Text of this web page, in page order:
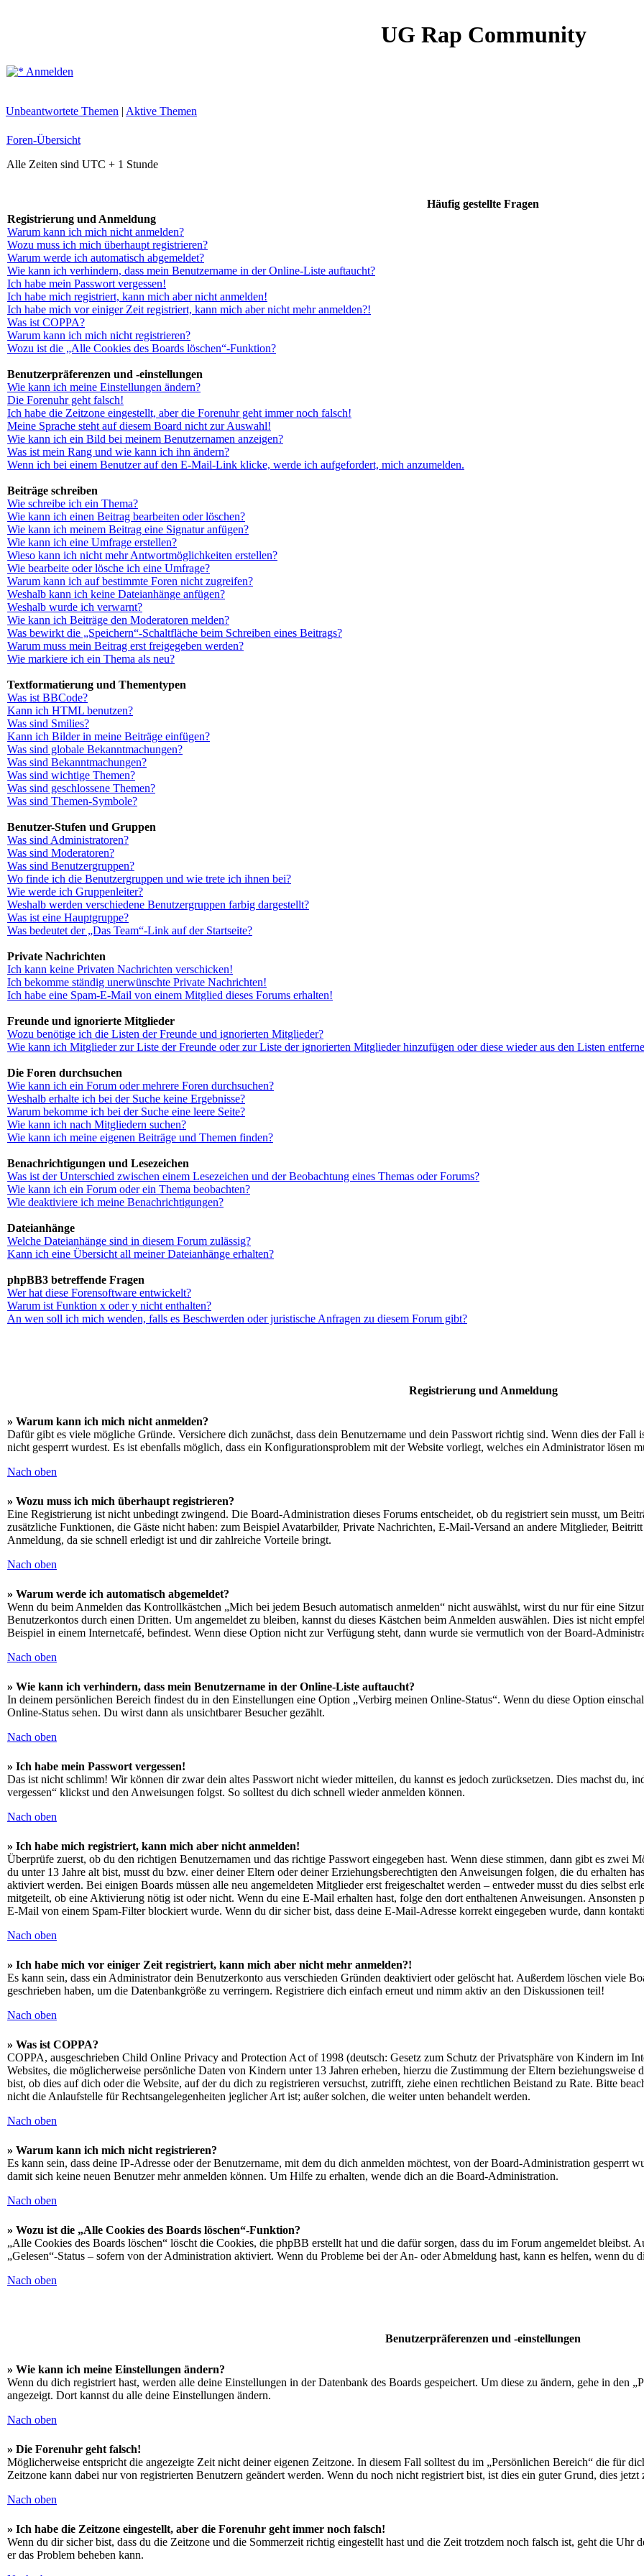
UG Rap Community
Anmelden
Unbeantwortete Themen | Aktive Themen
Foren-Übersicht
Alle Zeiten sind UTC + 1 Stunde
Häufig gestellte Fragen
Registrierung und Anmeldung
Warum kann ich mich nicht anmelden?
Wozu muss ich mich überhaupt registrieren?
Warum werde ich automatisch abgemeldet?
Wie kann ich verhindern, dass mein Benutzername in der Online-Liste auftaucht?
Ich habe mein Passwort vergessen!
Ich habe mich registriert, kann mich aber nicht anmelden!
Ich habe mich vor einiger Zeit registriert, kann mich aber nicht mehr anmelden?!
Was ist COPPA?
Warum kann ich mich nicht registrieren?
Wozu ist die „Alle Cookies des Boards löschen“-Funktion?
Benutzerpräferenzen und -einstellungen
Wie kann ich meine Einstellungen ändern?
Die Forenuhr geht falsch!
Ich habe die Zeitzone eingestellt, aber die Forenuhr geht immer noch falsch!
Meine Sprache steht auf diesem Board nicht zur Auswahl!
Wie kann ich ein Bild bei meinem Benutzernamen anzeigen?
Was ist mein Rang und wie kann ich ihn ändern?
Wenn ich bei einem Benutzer auf den E-Mail-Link klicke, werde ich aufgefordert, mich anzumelden.
Beiträge schreiben
Wie schreibe ich ein Thema?
Wie kann ich einen Beitrag bearbeiten oder löschen?
Wie kann ich meinem Beitrag eine Signatur anfügen?
Wie kann ich eine Umfrage erstellen?
Wieso kann ich nicht mehr Antwortmöglichkeiten erstellen?
Wie bearbeite oder lösche ich eine Umfrage?
Warum kann ich auf bestimmte Foren nicht zugreifen?
Weshalb kann ich keine Dateianhänge anfügen?
Weshalb wurde ich verwarnt?
Wie kann ich Beiträge den Moderatoren melden?
Was bewirkt die „Speichern“-Schaltfläche beim Schreiben eines Beitrags?
Warum muss mein Beitrag erst freigegeben werden?
Wie markiere ich ein Thema als neu?
Textformatierung und Thementypen
Was ist BBCode?
Kann ich HTML benutzen?
Was sind Smilies?
Kann ich Bilder in meine Beiträge einfügen?
Was sind globale Bekanntmachungen?
Was sind Bekanntmachungen?
Was sind wichtige Themen?
Was sind geschlossene Themen?
Was sind Themen-Symbole?
Benutzer-Stufen und Gruppen
Was sind Administratoren?
Was sind Moderatoren?
Was sind Benutzergruppen?
Wo finde ich die Benutzergruppen und wie trete ich ihnen bei?
Wie werde ich Gruppenleiter?
Weshalb werden verschiedene Benutzergruppen farbig dargestellt?
Was ist eine Hauptgruppe?
Was bedeutet der „Das Team“-Link auf der Startseite?
Private Nachrichten
Ich kann keine Privaten Nachrichten verschicken!
Ich bekomme ständig unerwünschte Private Nachrichten!
Ich habe eine Spam-E-Mail von einem Mitglied dieses Forums erhalten!
Freunde und ignorierte Mitglieder
Wozu benötige ich die Listen der Freunde und ignorierten Mitglieder?
Wie kann ich Mitglieder zur Liste der Freunde oder zur Liste der ignorierten Mitglieder hinzufügen oder diese wieder aus den Listen
Die Foren durchsuchen
Wie kann ich ein Forum oder mehrere Foren durchsuchen?
Weshalb erhalte ich bei der Suche keine Ergebnisse?
Warum bekomme ich bei der Suche eine leere Seite?
Wie kann ich nach Mitgliedern suchen?
Wie kann ich meine eigenen Beiträge und Themen finden?
Benachrichtigungen und Lesezeichen
Was ist der Unterschied zwischen einem Lesezeichen und der Beobachtung eines Themas oder Forums?
Wie kann ich ein Forum oder ein Thema beobachten?
Wie deaktiviere ich meine Benachrichtigungen?
Dateianhänge
Welche Dateianhänge sind in diesem Forum zulässig?
Kann ich eine Übersicht all meiner Dateianhänge erhalten?
phpBB3 betreffende Fragen
Wer hat diese Forensoftware entwickelt?
Warum ist Funktion x oder y nicht enthalten?
An wen soll ich mich wenden, falls es Beschwerden oder juristische Anfragen zu diesem Forum gibt?
Registrierung und Anmeldung
» Warum kann ich mich nicht anmelden?
Dafür gibt es viele mögliche Gründe. Versichere dich zunächst, dass dein Benutzername und dein Passwort richtig sind. Wenn dies der
nicht gesperrt wurdest. Es ist ebenfalls möglich, dass ein Konfigurationsproblem mit der Website vorliegt, welches ein Administrator lösen
Nach oben
» Wozu muss ich mich überhaupt registrieren?
Eine Registrierung ist nicht unbedingt zwingend. Die Board-Administration dieses Forums entscheidet, ob du registriert sein musst, um
zusätzliche Funktionen, die Gäste nicht haben: zum Beispiel Avatarbilder, Private Nachrichten, E-Mail-Versand an andere Mitglieder,
Anmeldung, da sie schnell erledigt ist und dir zahlreiche Vorteile bringt.
Nach oben
» Warum werde ich automatisch abgemeldet?
Wenn du beim Anmelden das Kontrollkästchen „Mich bei jedem Besuch automatisch anmelden“ nicht auswählst, wirst du nur für eine
Benutzerkontos durch einen Dritten. Um angemeldet zu bleiben, kannst du dieses Kästchen beim Anmelden auswählen. Dies ist nicht
Beispiel in einem Internetcafé, befindest. Wenn diese Option nicht zur Verfügung steht, dann wurde sie vermutlich von der Board-
Nach oben
» Wie kann ich verhindern, dass mein Benutzername in der Online-Liste auftaucht?
In deinem persönlichen Bereich findest du in den Einstellungen eine Option „Verbirg meinen Online-Status“. Wenn du diese Option
Online-Status sehen. Du wirst dann als unsichtbarer Besucher gezählt.
Nach oben
» Ich habe mein Passwort vergessen!
Das ist nicht schlimm! Wir können dir zwar dein altes Passwort nicht wieder mitteilen, du kannst es jedoch zurücksetzen. Dies machst du,
vergessen“ klickst und den Anweisungen folgst. So solltest du dich schnell wieder anmelden können.
Nach oben
» Ich habe mich registriert, kann mich aber nicht anmelden!
Überprüfe zuerst, ob du den richtigen Benutzernamen und das richtige Passwort eingegeben hast. Wenn diese stimmen, dann gibt es zwei
du unter 13 Jahre alt bist, musst du bzw. einer deiner Eltern oder deiner Erziehungsberechtigten den Anweisungen folgen, die du erhalten
aktiviert werden. Bei einigen Boards müssen alle neu angemeldeten Mitglieder erst freigeschaltet werden – entweder musst du dies selbst
mitgeteilt, ob eine Aktivierung nötig ist oder nicht. Wenn du eine E-Mail erhalten hast, folge den dort enthaltenen Anweisungen.
E-Mail von einem Spam-Filter blockiert wurde. Wenn du dir sicher bist, dass deine E-Mail-Adresse korrekt eingegeben wurde, dann
Nach oben
» Ich habe mich vor einiger Zeit registriert, kann mich aber nicht mehr anmelden?!
Es kann sein, dass ein Administrator dein Benutzerkonto aus verschieden Gründen deaktiviert oder gelöscht hat. Außerdem löschen viele
geschrieben haben, um die Datenbankgröße zu verringern. Registriere dich einfach erneut und nimm aktiv an den Diskussionen teil!
Nach oben
» Was ist COPPA?
COPPA, ausgeschrieben Child Online Privacy and Protection Act of 1998 (deutsch: Gesetz zum Schutz der Privatsphäre von Kindern im
Websites, die möglicherweise persönliche Daten von Kindern unter 13 Jahren erheben, hierzu die Zustimmung der Eltern beziehungsweise
bist, ob dies auf dich oder die Website, auf der du dich zu registrieren versuchst, zutrifft, ziehe einen rechtlichen Beistand zu Rate. Bitte
nicht die Anlaufstelle für Rechtsangelegenheiten jeglicher Art ist; außer solchen, die weiter unten behandelt werden.
Nach oben
» Warum kann ich mich nicht registrieren?
Es kann sein, dass deine IP-Adresse oder der Benutzername, mit dem du dich anmelden möchtest, von der Board-Administration gesperrt
damit sich keine neuen Benutzer mehr anmelden können. Um Hilfe zu erhalten, wende dich an die Board-Administration.
Nach oben
» Wozu ist die „Alle Cookies des Boards löschen“-Funktion?
„Alle Cookies des Boards löschen“ löscht die Cookies, die phpBB erstellt hat und die dafür sorgen, dass du im Forum angemeldet bleibst.
„Gelesen“-Status – sofern von der Administration aktiviert. Wenn du Probleme bei der An- oder Abmeldung hast, kann es helfen, wenn du
Nach oben
Benutzerpräferenzen und -einstellungen
» Wie kann ich meine Einstellungen ändern?
Wenn du dich registriert hast, werden alle deine Einstellungen in der Datenbank des Boards gespeichert. Um diese zu ändern, gehe in den
angezeigt. Dort kannst du alle deine Einstellungen ändern.
Nach oben
» Die Forenuhr geht falsch!
Möglicherweise entspricht die angezeigte Zeit nicht deiner eigenen Zeitzone. In diesem Fall solltest du im „Persönlichen Bereich“ die für
Zeitzone kann dabei nur von registrierten Benutzern geändert werden. Wenn du noch nicht registriert bist, ist dies ein guter Grund, dies jetzt
Nach oben
» Ich habe die Zeitzone eingestellt, aber die Forenuhr geht immer noch falsch!
Wenn du dir sicher bist, dass du die Zeitzone und die Sommerzeit richtig eingestellt hast und die Zeit trotzdem noch falsch ist, geht die
er das Problem beheben kann.